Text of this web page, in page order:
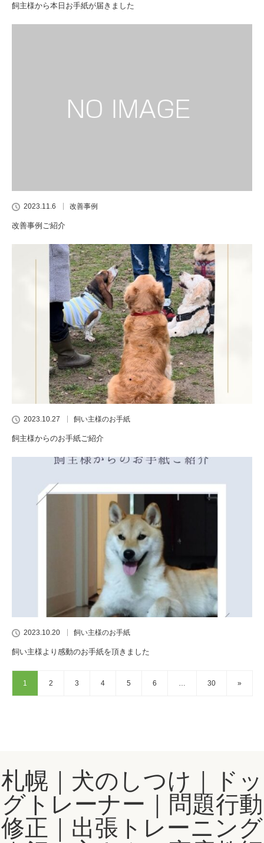
飼主様から本日お手紙が届きました
2023.11.6 改善事例
改善事例ご紹介
2023.10.27 飼い主様のお手紙
飼主様からのお手紙ご紹介
2023.10.20 飼い主様のお手紙
飼い主様より感動のお手紙を頂きました
1 2 3 4 5 6 … 30 »
札幌｜犬のしつけ｜ドッ
グトレーナー｜問題行動
修正｜出張トレーニング